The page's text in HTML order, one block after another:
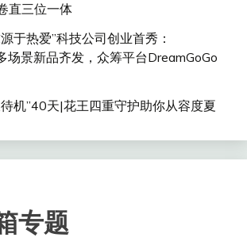
直三位一体
于热爱”科技公司创业首秀：
场景新品齐发，众筹平台DreamGoGo
机”40天|花王四重守护助你从容度夏
专题